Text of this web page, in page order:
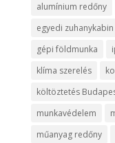
alumínium redőny
egyedi zuhanykabin
gépi földmunka
klíma szerelés
költöztetés
munkavédelem
műanyag redőny